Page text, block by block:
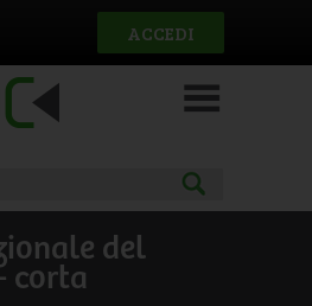
ACCEDI
del
corta